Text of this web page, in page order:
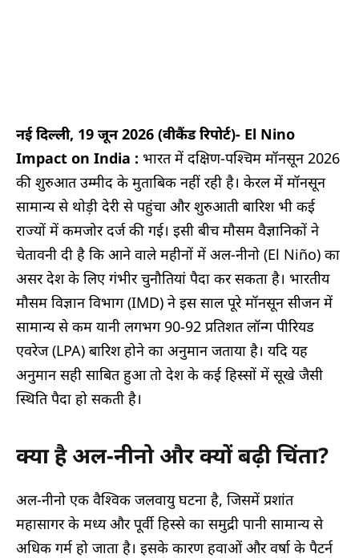
नई दिल्ली, 19 जून 2026 (वीकैंड रिपोर्ट)- El Nino
Impact on India : भारत में दक्षिण-पश्चिम मॉनसून 2026
की शुरुआत उम्मीद के मुताबिक नहीं रही है। केरल में मॉनसून
सामान्य से थोड़ी देरी से पहुंचा और शुरुआती बारिश भी कई
राज्यों में कमजोर दर्ज की गई। इसी बीच मौसम वैज्ञानिकों ने
चेतावनी दी है कि आने वाले महीनों में अल-नीनो (El Niño) का
असर देश के लिए गंभीर चुनौतियां पैदा कर सकता है। भारतीय
मौसम विज्ञान विभाग (IMD) ने इस साल पूरे मॉनसून सीजन में
सामान्य से कम यानी लगभग 90-92 प्रतिशत लॉन्ग पीरियड
एवरेज (LPA) बारिश होने का अनुमान जताया है। यदि यह
अनुमान सही साबित हुआ तो देश के कई हिस्सों में सूखे जैसी
स्थिति पैदा हो सकती है।
क्या है अल-नीनो और क्यों बढ़ी चिंता?
अल-नीनो एक वैश्विक जलवायु घटना है, जिसमें प्रशांत
महासागर के मध्य और पूर्वी हिस्से का समुद्री पानी सामान्य से
अधिक गर्म हो जाता है। इसके कारण हवाओं और वर्षा के पैटर्न